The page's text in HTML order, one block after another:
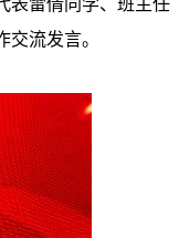
表雷倩同学、班主任
流发言。